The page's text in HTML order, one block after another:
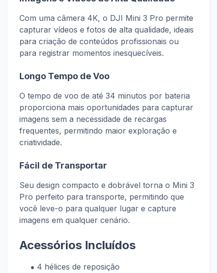
Com uma câmera 4K, o DJI Mini 3 Pro permite
capturar vídeos e fotos de alta qualidade, ideais
para criação de conteúdos profissionais ou
para registrar momentos inesquecíveis.
Longo Tempo de Voo
O tempo de voo de até 34 minutos por bateria
proporciona mais oportunidades para capturar
imagens sem a necessidade de recargas
frequentes, permitindo maior exploração e
criatividade.
Fácil de Transportar
Seu design compacto e dobrável torna o Mini 3
Pro perfeito para transporte, permitindo que
você leve-o para qualquer lugar e capture
imagens em qualquer cenário.
Acessórios Incluídos
4 hélices de reposição